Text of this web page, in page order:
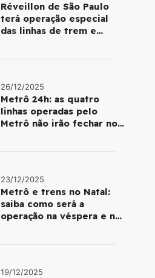
Réveillon de São Paulo
terá operação especial
das linhas de trem e
26/12/2025
Metrô 24h: as quatro
linhas operadas pelo
Metrô não irão fechar no
23/12/2025
Metrô e trens no Natal:
saiba como será a
operação na véspera e no
19/12/2025